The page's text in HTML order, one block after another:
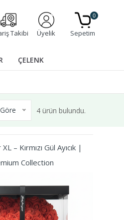
Takibi Üyelik Sepetim
0
ÇELENK
4 ürün bulundu.
– Kırmızı Gül Ayıcık |
Collection